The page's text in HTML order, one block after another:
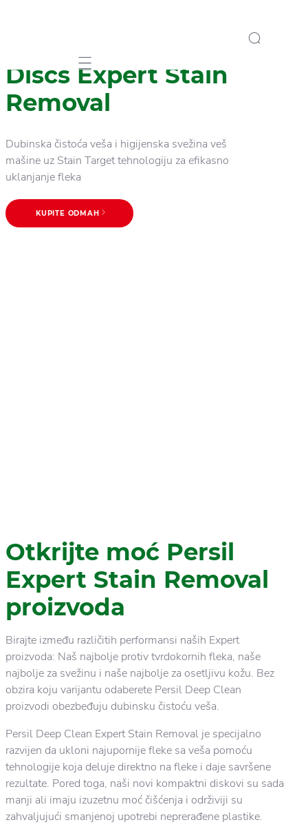
Mobile navigation
Persil Deep Clean 4in1
Discs Expert Stain
Removal
Dubinska čistoća veša i higijenska svežina veš
mašine uz Stain Target tehnologiju za efikasno
uklanjanje fleka
KUPITE ODMAH
Otkrijte moć Persil
Expert Stain Removal
proizvoda
Birajte između različitih performansi naših Expert
proizvoda: Naš najbolje protiv tvrdokornih fleka, naše
najbolje za svežinu i naše najbolje za osetljivu kožu. Bez
obzira koju varijantu odaberete Persil Deep Clean
proizvodi obezbeđuju dubinsku čistoću veša.
Persil Deep Clean Expert Stain Removal je specijalno
razvijen da ukloni najupornije fleke sa veša pomoću
tehnologije koja deluje direktno na fleke i daje savršene
rezultate. Pored toga, naši novi kompaktni diskovi su sada
manji ali imaju izuzetnu moć čišćenja i održiviji su
zahvaljujući smanjenoj upotrebi neprerađene plastike.